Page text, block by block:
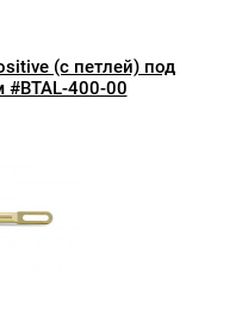
(с петлей) под
400-00